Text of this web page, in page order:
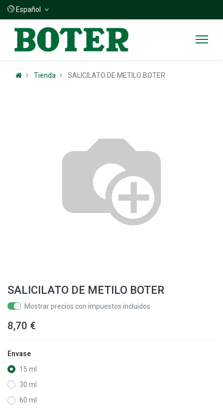
Español
Tienda SALICILATO DE METILO BOTER
SALICILATO DE METILO BOTER
Mostrar precios con impuestos incluidos
8,70 €
Envase
15 ml
30 ml
60 ml